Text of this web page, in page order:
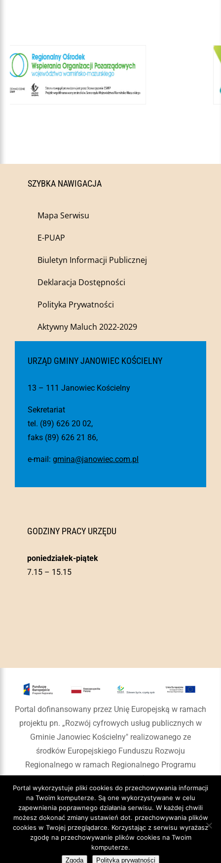
SZYBKA NAWIGACJA
Mapa Serwisu
E-PUAP
Biuletyn Informacji Publicznej
Deklaracja Dostępności
Polityka Prywatności
Aktywny Maluch 2022-2029
URZĄD GMINY JANOWIEC KOŚCIELNY
13 – 111 Janowiec Kościelny
Sekretariat
tel. (89) 626 20 02,
faks (89) 626 21 86,
e-mail: gmina@janowiec.com.pl
GODZINY PRACY URZĘDU
poniedziałek-piątek
7.15 – 15.15
Portal dofinansowany przez Unię Europejską w ramach
projektu pn. „Rozwój cyfrowych usług publicznych w
Gminie Janowiec Kościelny" realizowanego ze
środków Europejskiego Funduszu Rozwoju
Regionalnego w ramach Regionalnego Programu
Operacyjnego Województwa Warmińsko-Mazurskiego
na lata 2014-2020
Copyright 2020 Gmina Janowiec Kościelny
Portal wykorzystuje pliki cookies do przechowywania informacji
na Twoim komputerze. Są one wykorzystywane w celu
zapewnienia poprawnego działania serwisu. W każdej chwili
możesz dokonać zmiany ustawień dot. przechowywania plików
cookies w Twojej przeglądarce. Korzystając z serwisu wyrażasz
zgodę na przechowywanie plików cookies na Twoim
komputerze.
Zgoda Polityka prywatności